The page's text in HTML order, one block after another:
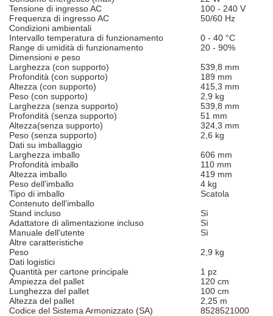
Tensione di ingresso AC
100 - 240 V
Frequenza di ingresso AC
50/60 Hz
Condizioni ambientali
Intervallo temperatura di funzionamento
0 - 40 °C
Range di umidità di funzionamento
20 - 90%
Dimensioni e peso
Larghezza (con supporto)
539,8 mm
Profondità (con supporto)
189 mm
Altezza (con supporto)
415,3 mm
Peso (con supporto)
2,9 kg
Larghezza (senza supporto)
539,8 mm
Profondità (senza supporto)
51 mm
Altezza(senza supporto)
324,3 mm
Peso (senza supporto)
2,6 kg
Dati su imballaggio
Larghezza imballo
606 mm
Profondità imballo
110 mm
Altezza imballo
419 mm
Peso dell'imballo
4 kg
Tipo di imballo
Scatola
Contenuto dell'imballo
Stand incluso
Sì
Adattatore di alimentazione incluso
Sì
Manuale dell'utente
Sì
Altre caratteristiche
Peso
2,9 kg
Dati logistici
Quantità per cartone principale
1 pz
Ampiezza del pallet
120 cm
Lunghezza del pallet
100 cm
Altezza del pallet
2,25 m
Codice del Sistema Armonizzato (SA)
8528521000